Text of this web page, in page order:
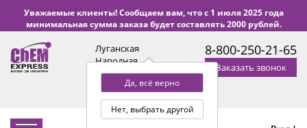
Уважаемые клиенты! Сообщаем вам, что с 1 июля 2025 года
минимальная сумма заказа будет составлять 2000 рублей.
Луганская
Народная
Республика
Да, всё верно
Нет, выбрать другой
с 9:00 до 18:00 по Уфе
(+2 МСК)
8-800-250-21-65
Заказать звонок